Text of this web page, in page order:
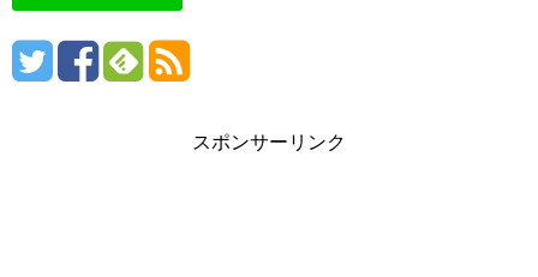
スポンサーリンク